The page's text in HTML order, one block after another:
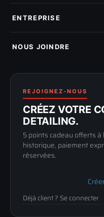
Pads de polissage
Pièces détachées
Mes tickets SAV
Mon parrainage
Programme fidelite
ENTREPRISE
Compte pro
Politique de retour
Conditions générales
Mentions légales
Confidentialité
NOUS JOINDRE
89100 SENS
03 73 61 02 02
Lun-Ven
9h-12h / 14h-17h
REJOIGNEZ-NOUS
CRÉEZ VOTRE
DETAILING.
5 points cadeau offerts à
historique, paiement
réservées.
Déjà client ? Se connecter